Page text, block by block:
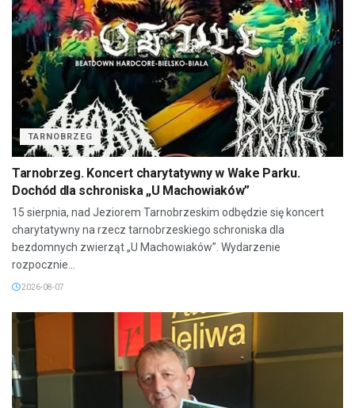
TARNOBRZEG
Tarnobrzeg. Koncert charytatywny w Wake Parku.
Dochód dla schroniska „U Machowiaków”
15 sierpnia, nad Jeziorem Tarnobrzeskim odbędzie się koncert
charytatywny na rzecz tarnobrzeskiego schroniska dla
bezdomnych zwierząt „U Machowiaków”. Wydarzenie
rozpocznie...
2026-08-07